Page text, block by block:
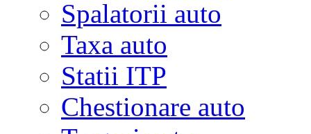
Spalatorii auto
Taxa auto
Statii ITP
Chestionare auto